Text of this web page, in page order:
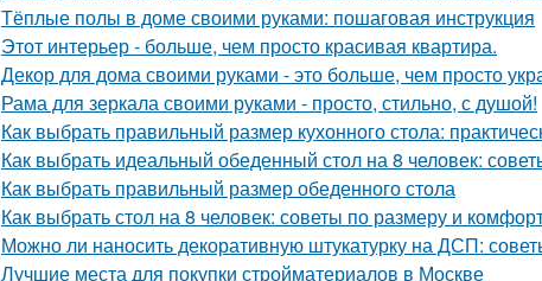
Тёплые полы в доме своими руками: пошаговая инструкция
Этот интерьер - больше, чем просто красивая квартира.
Декор для дома своими руками - это больше, чем просто
Рама для зеркала своими руками - просто, стильно, с душой!
Как выбрать правильный размер кухонного стола:
Как выбрать идеальный обеденный стол на 8 человек:
Как выбрать правильный размер обеденного стола
Как выбрать стол на 8 человек: советы по размеру и
Можно ли наносить декоративную штукатурку на ДСП:
Лучшие места для покупки стройматериалов в Москве